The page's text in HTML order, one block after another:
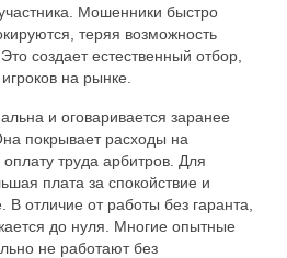
Мошенники быстро
теряя возможность
создает естественный отбор,
на рынке.
и оговаривается заранее
покрывает расходы на
труда арбитров. Для
плата за спокойствие и
В отличие от работы без гаранта,
до нуля. Многие опытные
не работают без